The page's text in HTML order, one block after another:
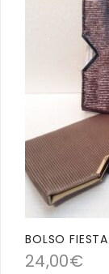
BOLSO
24,00€